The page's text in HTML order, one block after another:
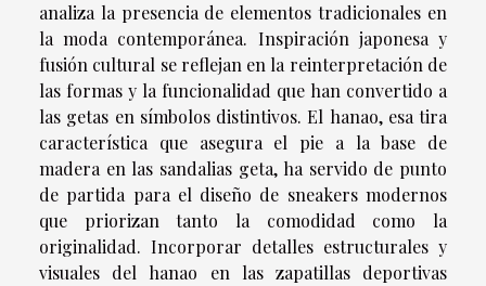
analiza la presencia de elementos tradicionales en
la moda contemporánea. Inspiración japonesa y
fusión cultural se reflejan en la reinterpretación de
las formas y la funcionalidad que han convertido a
las getas en símbolos distintivos. El hanao, esa tira
característica que asegura el pie a la base de
madera en las sandalias geta, ha servido de punto
de partida para el diseño de sneakers modernos
que priorizan tanto la comodidad como la
originalidad. Incorporar detalles estructurales y
visuales del hanao en las zapatillas deportivas